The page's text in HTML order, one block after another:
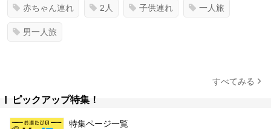
赤ちゃん連れ 2人 子供連れ 一人旅
男一人旅
すべてみる
ピックアップ特集！
特集ページ一覧